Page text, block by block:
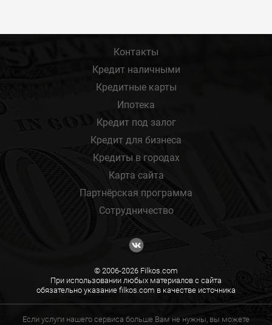
Контакты
Кредит наличными
Кредитные карты
Ипотека
Кредит под залог
Кредит для бизнеса
Кредиты в городах
Карта сайта
Партнёрская программа
Сотрудничество
© 2006-2026 Filkos.com
При использовании любых материалов с сайта
обязательно указание filkos.com в качестве источника
Если услуги нашего сервиса больше Вам не нужны, вы можете